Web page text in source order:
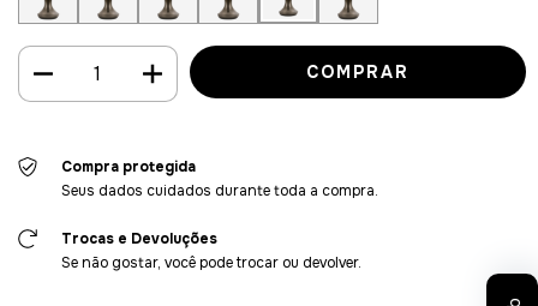
Compra protegida
Seus dados cuidados durante toda a compra.
Trocas e Devoluções
Se não gostar, você pode trocar ou devolver.